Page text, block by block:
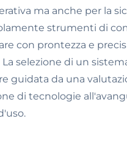
ma anche per la
strumenti di
con prontezza e
selezione di un
guidata da una
di tecnologie